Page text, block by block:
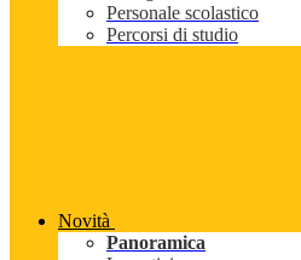
Personale scolastico
Percorsi di studio
Novità
Panoramica